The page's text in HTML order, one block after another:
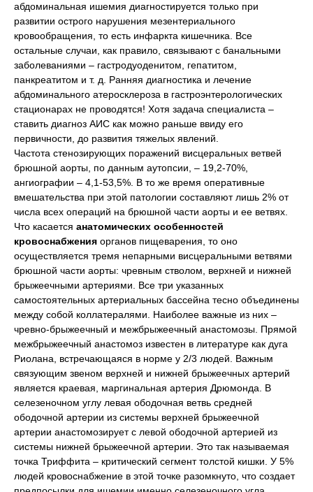
абдоминальная ишемия диагностируется только при
развитии острого нарушения мезентериального
кровообращения, то есть инфаркта кишечника. Все
остальные случаи, как правило, связывают с банальными
заболеваниями – гастродуоденитом, гепатитом,
панкреатитом и т. д. Ранняя диагностика и лечение
абдоминального атеросклероза в гастроэнтерологических
стационарах не проводятся! Хотя задача специалиста –
ставить диагноз АИС как можно раньше ввиду его
первичности, до развития тяжелых явлений.
Частота стенозирующих поражений висцеральных ветвей
брюшной аорты, по данным аутопсии, – 19,2-70%,
ангиографии – 4,1-53,5%. В то же время оперативные
вмешательства при этой патологии составляют лишь 2% от
числа всех операций на брюшной части аорты и ее ветвях.
Что касается анатомических особенностей
кровоснабжения органов пищеварения, то оно
осуществляется тремя непарными висцеральными ветвями
брюшной части аорты: чревным стволом, верхней и нижней
брыжеечными артериями. Все три указанных
самостоятельных артериальных бассейна тесно объединены
между собой коллатералями. Наиболее важные из них –
чревно-брыжеечный и межбрыжеечный анастомозы. Прямой
межбрыжеечный анастомоз известен в литературе как дуга
Риолана, встречающаяся в норме у 2/3 людей. Важным
связующим звеном верхней и нижней брыжеечных артерий
является краевая, маргинальная артерия Дрюмонда. В
селезеночном углу левая ободочная ветвь средней
ободочной артерии из системы верхней брыжеечной
артерии анастомозирует с левой ободочной артерией из
системы нижней брыжеечной артерии. Это так называемая
точка Триффита – критический сегмент толстой кишки. У 5%
людей кровоснабжение в этой точке разомкнуто, что создает